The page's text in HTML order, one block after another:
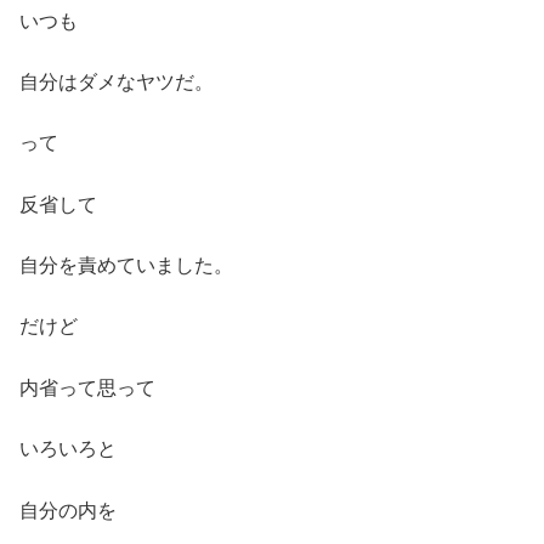
いつも
自分はダメなヤツだ。
って
反省して
自分を責めていました。
だけど
内省って思って
いろいろと
自分の内を